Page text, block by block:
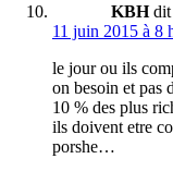
KBH dit
11 juin 2015 à 8
le jour ou ils
on besoin et pas
10 % des plus
ils doivent etre
porshe…